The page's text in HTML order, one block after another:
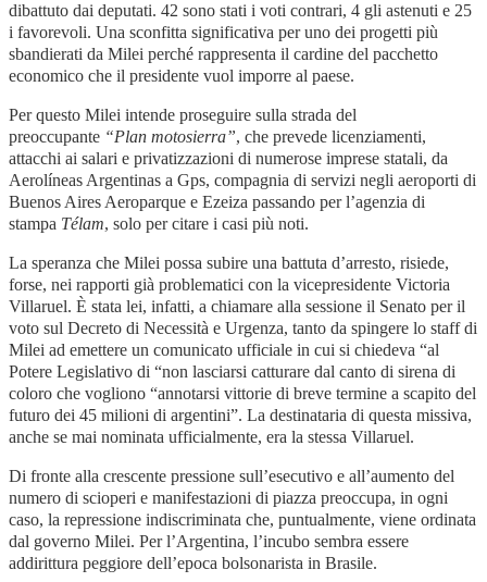
dibattuto dai deputati. 42 sono stati i voti contrari, 4 gli astenuti e 25
i favorevoli. Una sconfitta significativa per uno dei progetti più
sbandierati da Milei perché rappresenta il cardine del pacchetto
economico che il presidente vuol imporre al paese.
Per questo Milei intende proseguire sulla strada del
preoccupante “Plan motosierra”, che prevede licenziamenti,
attacchi ai salari e privatizzazioni di numerose imprese statali, da
Aerolíneas Argentinas a Gps, compagnia di servizi negli aeroporti di
Buenos Aires Aeroparque e Ezeiza passando per l’agenzia di
stampa Télam, solo per citare i casi più noti.
La speranza che Milei possa subire una battuta d’arresto, risiede,
forse, nei rapporti già problematici con la vicepresidente Victoria
Villaruel. È stata lei, infatti, a chiamare alla sessione il Senato per il
voto sul Decreto di Necessità e Urgenza, tanto da spingere lo staff di
Milei ad emettere un comunicato ufficiale in cui si chiedeva “al
Potere Legislativo di “non lasciarsi catturare dal canto di sirena di
coloro che vogliono “annotarsi vittorie di breve termine a scapito del
futuro dei 45 milioni di argentini”. La destinataria di questa missiva,
anche se mai nominata ufficialmente, era la stessa Villaruel.
Di fronte alla crescente pressione sull’esecutivo e all’aumento del
numero di scioperi e manifestazioni di piazza preoccupa, in ogni
caso, la repressione indiscriminata che, puntualmente, viene ordinata
dal governo Milei. Per l’Argentina, l’incubo sembra essere
addirittura peggiore dell’epoca bolsonarista in Brasile.